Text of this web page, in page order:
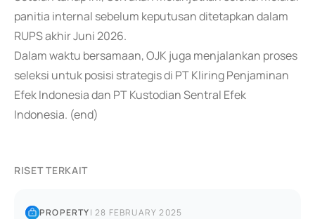
panitia internal sebelum keputusan ditetapkan dalam
RUPS akhir Juni 2026.
Dalam waktu bersamaan, OJK juga menjalankan proses
seleksi untuk posisi strategis di PT Kliring Penjaminan
Efek Indonesia dan PT Kustodian Sentral Efek
Indonesia. (end)
RISET TERKAIT
PROPERTY|28 FEBRUARY 2025